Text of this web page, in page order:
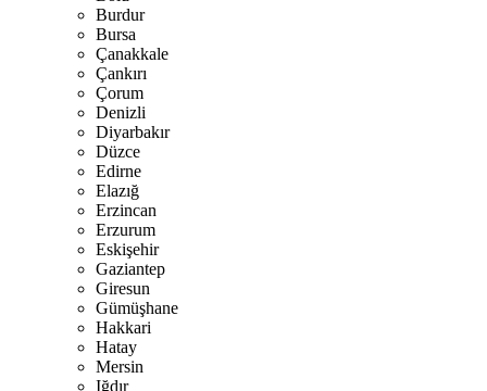
Burdur
Bursa
Çanakkale
Çankırı
Çorum
Denizli
Diyarbakır
Düzce
Edirne
Elazığ
Erzincan
Erzurum
Eskişehir
Gaziantep
Giresun
Gümüşhane
Hakkari
Hatay
Mersin
Iğdır